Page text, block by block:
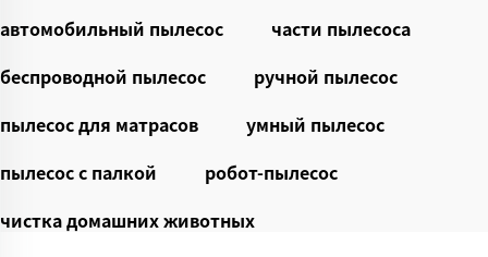
автомобильный пылесос
части пылесоса
беспроводной пылесос
ручной пылесос
пылесос для матрасов
умный пылесос
пылесос с палкой
робот-пылесос
чистка домашних животных